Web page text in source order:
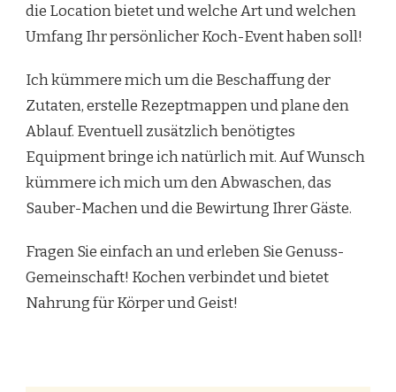
die Location bietet und welche Art und welchen
Umfang Ihr persönlicher Koch-Event haben soll!
Ich kümmere mich um die Beschaffung der
Zutaten, erstelle Rezeptmappen und plane den
Ablauf. Eventuell zusätzlich benötigtes
Equipment bringe ich natürlich mit. Auf Wunsch
kümmere ich mich um den Abwaschen, das
Sauber-Machen und die Bewirtung Ihrer Gäste.
Fragen Sie einfach an und erleben Sie Genuss-
Gemeinschaft! Kochen verbindet und bietet
Nahrung für Körper und Geist!